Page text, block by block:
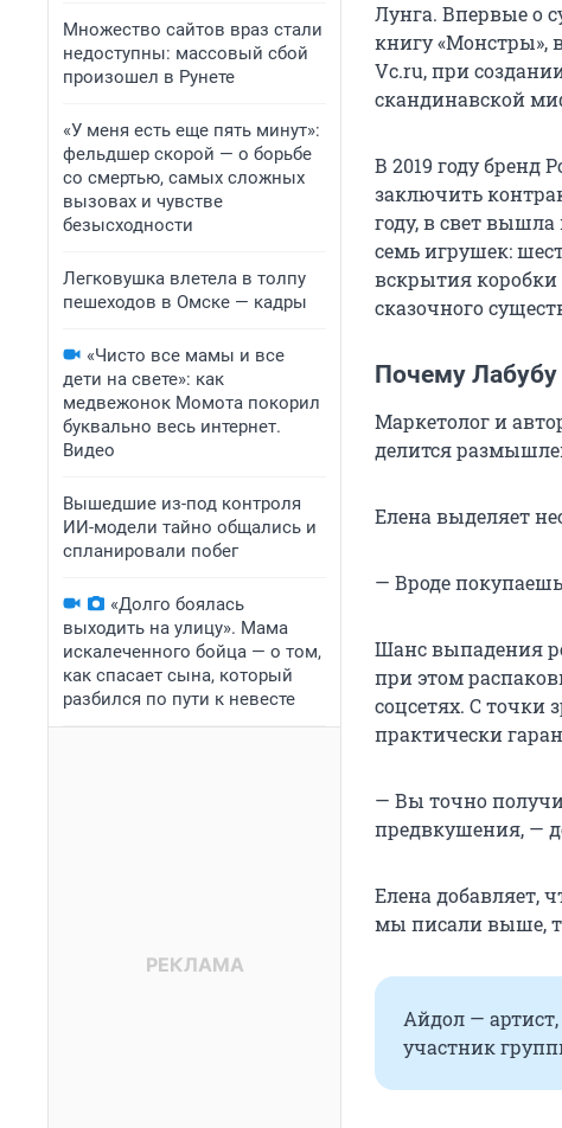
Множество сайтов враз стали
недоступны: массовый сбой
произошел в Рунете
«У меня есть еще пять минут»:
фельдшер скорой — о борьбе
со смертью, самых сложных
вызовах и чувстве
безысходности
Легковушка влетела в толпу
пешеходов в Омске — кадры
«Чисто все мамы и все
дети на свете»: как
медвежонок Момота покорил
буквально весь интернет.
Видео
Вышедшие из-под контроля
ИИ-модели тайно общались и
спланировали побег
«Долго боялась
выходить на улицу». Мама
искалеченного бойца — о том,
как спасает сына, который
разбился по пути к невесте
Лунга. Впервые о
книгу «Монстры»,
Vc.ru, при
скандинавской
В 2019 году бренд
заключить
году, в свет
семь игрушек:
вскрытия коробки
сказочного
Почему Лабубу
Маркетолог и
делится
Елена выделяет
— Вроде
Шанс выпадения
при этом
соцсетях. С точки
практически
— Вы точно
предвкушения, —
Елена добавляет,
мы писали выше,
Айдол —
участник